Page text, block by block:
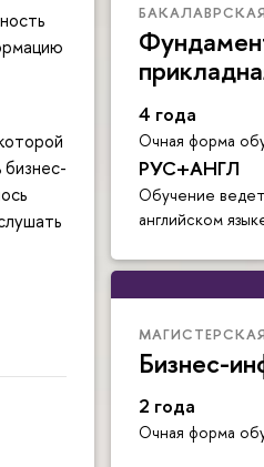
4 года
Очная форма
РУС+АНГЛ
Обучение
английском
Бизнес-
2 года
Очная форма